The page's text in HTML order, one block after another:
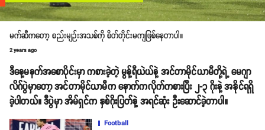
မက်ဆီကတော့ စည်းမျဉ်းအသစ်ကို စိတ်တိုင်းမကျဖြစ်နေတာပါ။
2 years ago
ဒီနေ့မနက်အစောပိုင်းမှာ ကစားခဲ့တဲ့ မွန့်ရီယဲယ်နဲ့ အင်တာမိုင်ယာမီတို့ရဲ့ မေဂျာ
လိဂ်ပွဲမှာတော့ အင်တာမိုင်ယာမီက နောက်ကလိုက်ကစားပြီး ၂-၃ ဂိုးနဲ့ အနိုင်ရရှိ
ခဲ့ပါတယ်။ ဒီပွဲမှာ အိမ်ရှင်က နှစ်ဂိုးပြတ်နဲ့ အရင်ဆုံး ဦးဆောင်ခဲ့တာပါ။
Football